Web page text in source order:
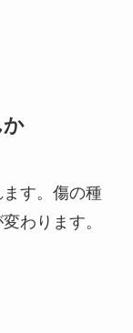
す。傷の種
わります。